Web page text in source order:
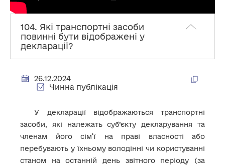
104. Які транспортні засоби
повинні бути відображені у
декларації?
26.12.2024
Чинна публікація
У декларації відображаються транспортні
засоби, які належать суб’єкту декларування та
членам його сім’ї на праві власності або
перебувають у їхньому володінні чи користуванні
станом на останній день звітного періоду (за